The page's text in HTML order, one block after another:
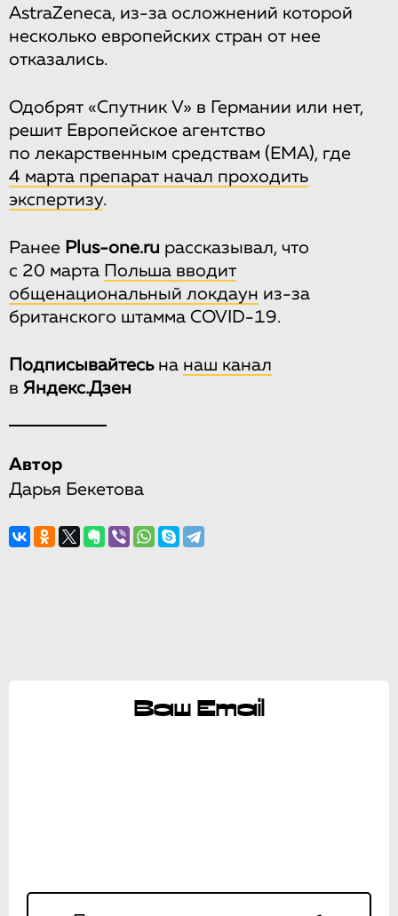
AstraZeneca, из-за осложнений которой
несколько европейских стран от нее
отказались.
Одобрят «Спутник V» в Германии или нет,
решит Европейское агентство
по лекарственным средствам (EMA), где
4 марта препарат начал проходить
экспертизу.
Ранее Plus-one.ru рассказывал, что
с 20 марта Польша вводит
общенациональный локдаун из-за
британского штамма COVID-19.
Подписывайтесьна наш канал
в Яндекс.Дзен
Автор
Дарья Бекетова
Ваш Email